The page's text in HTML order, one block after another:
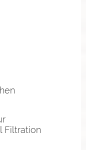
Filtration